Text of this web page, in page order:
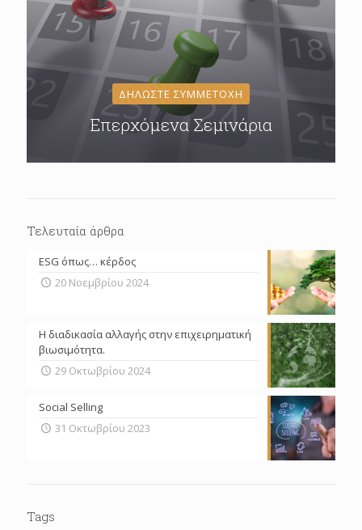
ΔΗΛΩΣΤΕ ΣΥΜΜΕΤΟΧΗ
Επερχόμενα Σεμινάρια
Τελευταία άρθρα
ESG όπως… κέρδος
20 Νοεμβρίου 2024
Η διαδικασία αλλαγής στην επιχειρηματική
βιωσιμότητα.
29 Οκτωβρίου 2024
Social Selling
31 Οκτωβρίου 2023
Tags